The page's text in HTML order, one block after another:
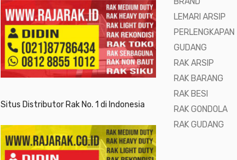
Situs Distributor Rak No. 1 di Indonesia
LEMARI ARSIP
PERLENGKAPAN
GUDANG
RAK ARSIP
RAK BARANG
RAK BESI
RAK GONDOLA
RAK GUDANG